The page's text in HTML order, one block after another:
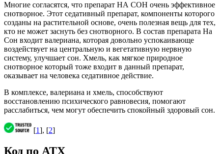
Многие согласятся, что препарат НА СОН очень эффективное
снотворное. Этот седативный препарат, компоненты которого
созданы на растительной основе, очень полезная вещь для тех,
кто не может заснуть без снотворного. В состав препарата На
Сон входит валериана, которая довольно успокаивающе
воздействует на центральную и вегетативную нервную
систему, улучшает сон. Хмель, как мягкое природное
снотворное который тоже входит в данный препарат,
оказывает на человека седативное действие.
В комплексе, валериана и хмель, способствуют
восстановлению психического равновесия, помогают
расслабиться, чем могут обеспечить спокойный здоровый сон.
[1], [2]
Код по АТХ